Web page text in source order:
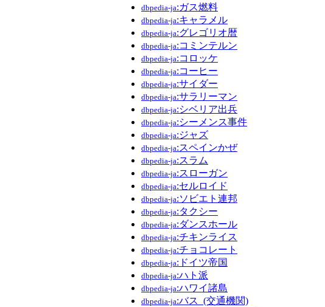
dbpedia-ja:ガス燃料
dbpedia-ja:キャラメル
dbpedia-ja:グレゴリオ暦
dbpedia-ja:コミンテルン
dbpedia-ja:コロッケ
dbpedia-ja:コーヒー
dbpedia-ja:サイダー
dbpedia-ja:サラリーマン
dbpedia-ja:シベリア出兵
dbpedia-ja:シーメンス事件
dbpedia-ja:ジャズ
dbpedia-ja:スペインかぜ
dbpedia-ja:スラム
dbpedia-ja:スローガン
dbpedia-ja:セルロイド
dbpedia-ja:ソビエト連邦
dbpedia-ja:タクシー
dbpedia-ja:ダンスホール
dbpedia-ja:チキンライス
dbpedia-ja:チョコレート
dbpedia-ja:ドイツ帝国
dbpedia-ja:ハト派
dbpedia-ja:ハワイ諸島
dbpedia-ja:バス_(交通機関)